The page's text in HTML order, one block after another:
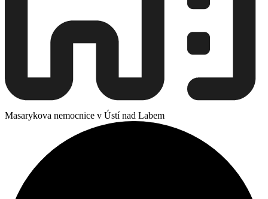
Masarykova nemocnice v Ústí nad Labem